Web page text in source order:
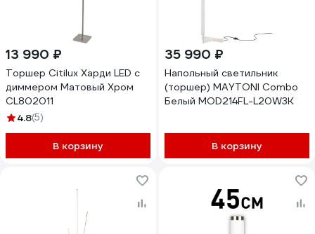
13 990 ₽
Торшер Citilux Харди LED с
диммером Матовый Хром
CL802011
4.8(5)
В корзину
35 990 ₽
Напольный светильник
(торшер) MAYTONI Combo
Белый MOD214FL-L20W3K
В корзину